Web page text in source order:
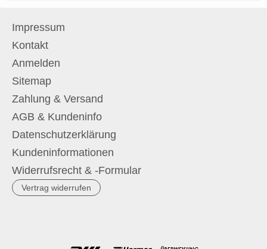
Impressum
Kontakt
Anmelden
Sitemap
Zahlung & Versand
AGB & Kundeninfo
Datenschutzerklärung
Kundeninformationen
Widerrufsrecht & -Formular
Vertrag widerrufen